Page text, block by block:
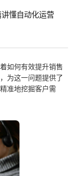
懂自动化运营
如何有效提升销售
为这一问题提供了
准地挖掘客户需